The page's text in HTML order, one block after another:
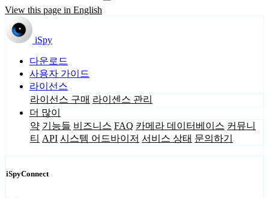
View this page in English
iSpy
다운로드
사용자 가이드
라이선스
라이선스 구매 라이센스 관리
더 많이
약 기능들 비즈니스 FAQ 카메라 데이터베이스 커뮤니
티 API 시스템 어드바이저 서비스 상태 문의하기
iSpyConnect